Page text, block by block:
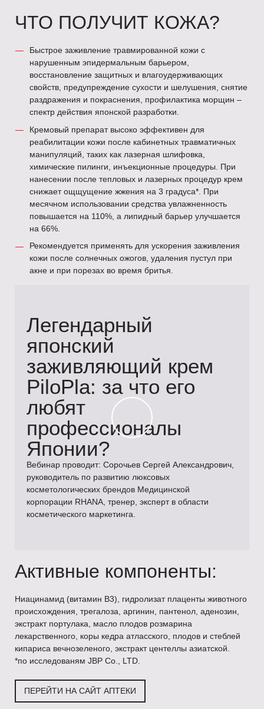
ЧТО ПОЛУЧИТ КОЖА?
Быстрое заживление травмированной кожи с
нарушенным эпидермальным барьером,
восстановление защитных и влагоудерживающих
свойств, предупреждение сухости и шелушения, снятие
раздражения и покраснения, профилактика морщин –
спектр действия японской разработки.
Кремовый препарат высоко эффективен для
реабилитации кожи после кабинетных травматичных
манипуляций, таких как лазерная шлифовка,
химические пилинги, инъекционные процедуры. При
нанесении после тепловых и лазерных процедур крем
снижает ощщущение жжения на 3 градуса*. При
месячном использовании средства увлажненность
повышается на 110%, а липидный барьер улучшается
на 66%.
Рекомендуется применять для ускорения заживления
кожи после солнечных ожогов, удаления пустул при
акне и при порезах во время бритья.
Легендарный
японский
заживляющий крем
PiloPla: за что его
любят
профессионалы
Японии?
Вебинар проводит: Сорочьев Сергей Александрович,
руководитель по развитию люксовых
косметологических брендов Медицинской
корпорации RHANA, тренер, эксперт в области
косметического маркетинга.
Активные компоненты:
Ниацинамид (витамин В3), гидролизат плаценты животного
происхождения, трегалоза, аргинин, пантенол, аденозин,
экстракт портулака, масло плодов розмарина
лекарственного, коры кедра атласского, плодов и стеблей
кипариса вечнозеленого, экстракт центеллы азиатской.
*по исследованям JBP Co., LTD.
ПЕРЕЙТИ НА САЙТ АПТЕКИ